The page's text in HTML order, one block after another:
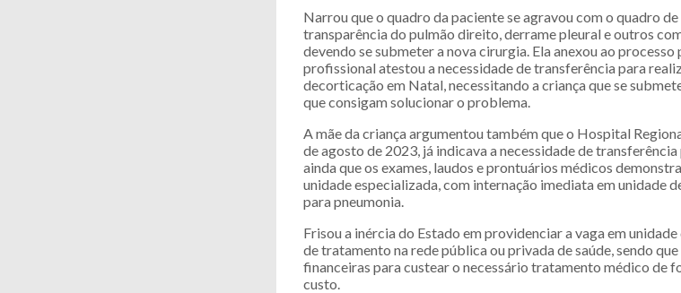
Narrou que o quadro da paciente se agravou com o quadro
transparência do pulmão direito, derrame pleural e outros
devendo se submeter a nova cirurgia. Ela anexou ao
profissional atestou a necessidade de transferência para
decorticação em Natal, necessitando a criança que se
que consigam solucionar o problema.
A mãe da criança argumentou também que o Hospital
de agosto de 2023, já indicava a necessidade de
ainda que os exames, laudos e prontuários médicos
unidade especializada, com internação imediata em unidade
para pneumonia.
Frisou a inércia do Estado em providenciar a vaga em
de tratamento na rede pública ou privada de saúde, sendo
financeiras para custear o necessário tratamento médico de
custo.